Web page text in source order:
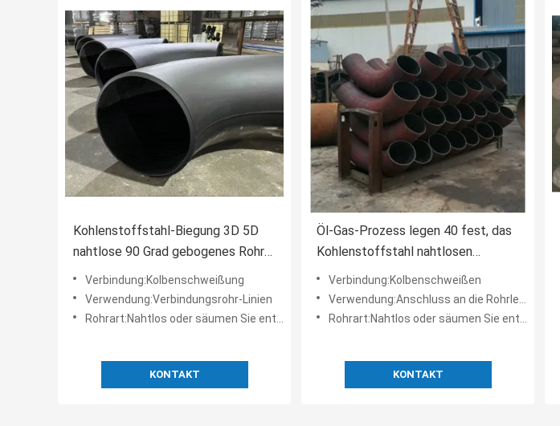
Kohlenstoffstahl-Biegung 3D 5D
nahtlose 90 Grad gebogenes Rohr
DN15-DN1200
Verbindung:Kolbenschweißung
Verwendung:Verbindungsrohr-Linien
Rohrart:Nahtlos oder säumen Sie entfernt
KONTAKT
Öl-Gas-Prozess legen 40 fest, das
Kohlenstoffstahl nahtlosen
Standard A234 WPB GB verbiegt
Verbindung:Kolbenschweißen
Verwendung:Anschluss an die Rohrleitung
Rohrart:Nahtlos oder säumen Sie entfernt
KONTAKT